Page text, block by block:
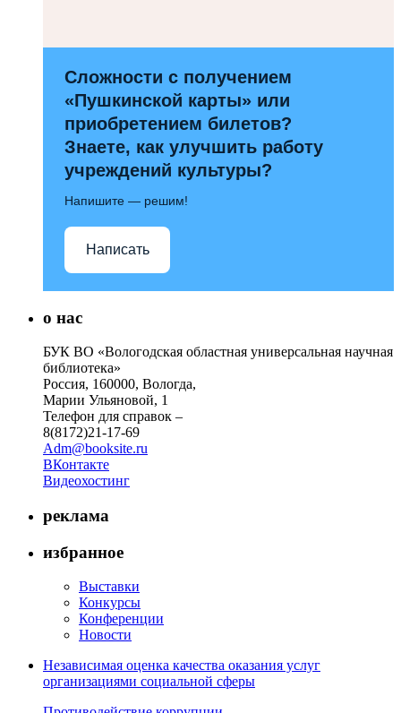
Сложности с получением
«Пушкинской карты» или
приобретением билетов?
Знаете, как улучшить работу
учреждений культуры?
Напишите — решим!
Написать
о нас
БУК ВО «Вологодская областная универсальная научная
библиотека»
Россия, 160000, Вологда,
Марии Ульяновой, 1
Телефон для справок –
8(8172)21-17-69
Adm@booksite.ru
ВКонтакте
Видеохостинг
реклама
избранное
Выставки
Конкурсы
Конференции
Новости
Независимая оценка качества оказания услуг
организациями социальной сферы